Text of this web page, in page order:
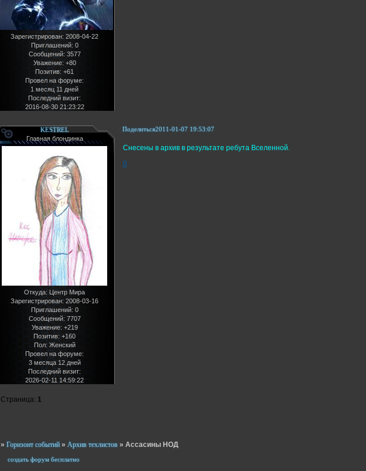
Зарегистрирован: 2008-04-22
Приглашений: 0
Сообщений: 3577
Уважение: +80
Позитив: +61
Провел на форуме:
1 месяц 11 дней
Последний визит:
2016-08-30 21:23:22
Поделиться2011-01-07 19:53:07
KESTREL
Главная блондинка
Откуда: Центр Мира
Зарегистрирован: 2008-03-16
Приглашений: 0
Сообщений: 7707
Уважение: +219
Позитив: +160
Пол:Женский
Провел на форуме:
3 месяца 12 дней
Последний визит:
2026-02-11 14:59:22
Снесены в архив в результате ребута Вселенной.
0
Страница: 1
» Горизонт событий » Архив техлистов » Ассасины НОД
создать форум бесплатно